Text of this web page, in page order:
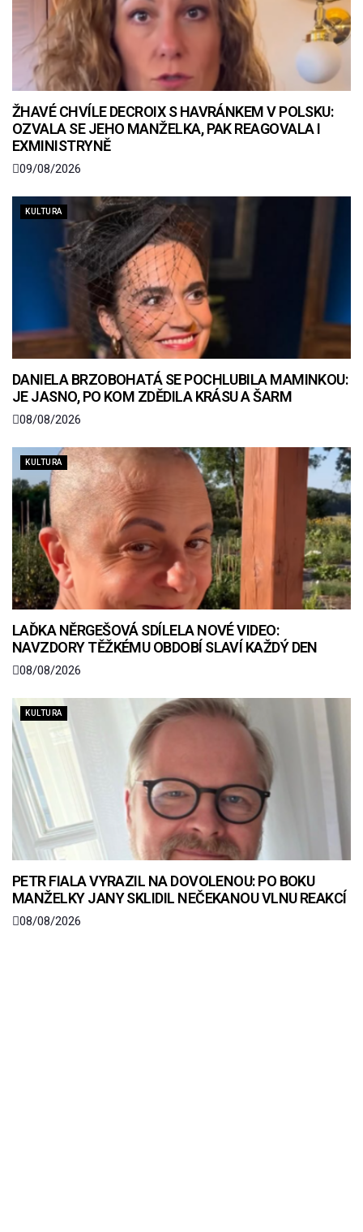
ŽHAVÉ CHVÍLE DECROIX S HAVRÁNKEM V POLSKU:
OZVALA SE JEHO MANŽELKA, PAK REAGOVALA I
EXMINISTRYNĚ
09/08/2026
KULTURA
DANIELA BRZOBOHATÁ SE POCHLUBILA MAMINKOU:
JE JASNO, PO KOM ZDĚDILA KRÁSU A ŠARM
08/08/2026
KULTURA
LAĎKA NĚRGEŠOVÁ SDÍLELA NOVÉ VIDEO:
NAVZDORY TĚŽKÉMU OBDOBÍ SLAVÍ KAŽDÝ DEN
08/08/2026
KULTURA
PETR FIALA VYRAZIL NA DOVOLENOU: PO BOKU
MANŽELKY JANY SKLIDIL NEČEKANOU VLNU REAKCÍ
08/08/2026